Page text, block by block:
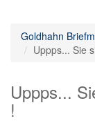
Goldhahn
Uppps... Sie
Uppps...
!